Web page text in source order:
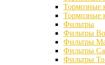
Тормозные
Тормозные
Фильтры
Фильтры
Фильтры
Фильтры
Фильтры